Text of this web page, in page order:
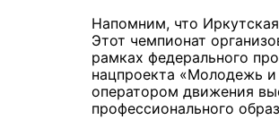
Напомним, что
Этот чемпионат
рамках федерального
нацпроекта «Молодежь
оператором движения
профессионального